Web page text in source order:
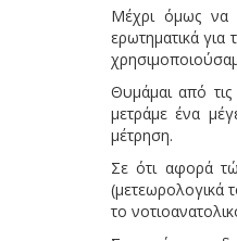
Μέχρι όμως να
ερωτηματικά για
Θυμάμαι από
μετράμε ένα
μέτρηση.
Σε ότι αφορά
(μετεωρολογικά
το